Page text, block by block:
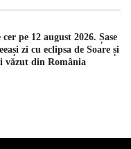
pe 12 august 2026. Șase
zi cu eclipsa de Soare și
văzut din România